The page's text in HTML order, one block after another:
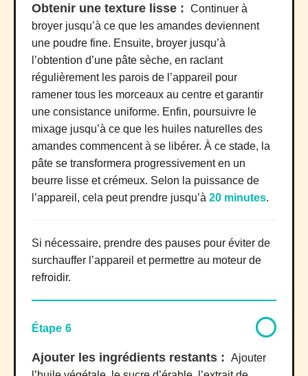
Obtenir une texture lisse : Continuer à
broyer jusqu’à ce que les amandes deviennent
une poudre fine. Ensuite, broyer jusqu’à
l’obtention d’une pâte sèche, en raclant
régulièrement les parois de l’appareil pour
ramener tous les morceaux au centre et garantir
une consistance uniforme. Enfin, poursuivre le
mixage jusqu’à ce que les huiles naturelles des
amandes commencent à se libérer. À ce stade, la
pâte se transformera progressivement en un
beurre lisse et crémeux. Selon la puissance de
l’appareil, cela peut prendre jusqu’à 20 minutes.
Si nécessaire, prendre des pauses pour éviter de
surchauffer l’appareil et permettre au moteur de
refroidir.
Étape 6
Ajouter les ingrédients restants : Ajouter